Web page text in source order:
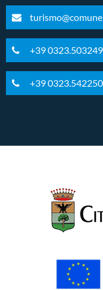
+39 0323.503249
+39 0323.542250